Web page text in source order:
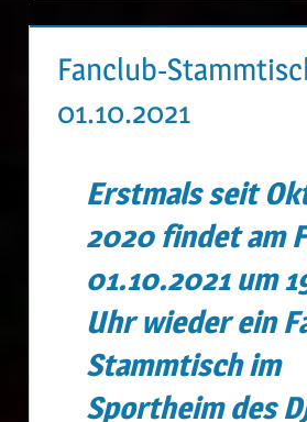
Fanclub-
01.10.2021
Erstmals seit
2020 findet am
01.10.2021 um
Uhr wieder ein
Stammtisch im
Sportheim des